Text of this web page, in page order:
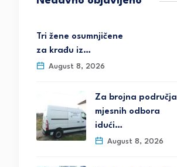
Tri žene osumnjičene
za krađu iz…
August 8, 2026
Za brojna područja
mjesnih odbora
idući…
August 8, 2026